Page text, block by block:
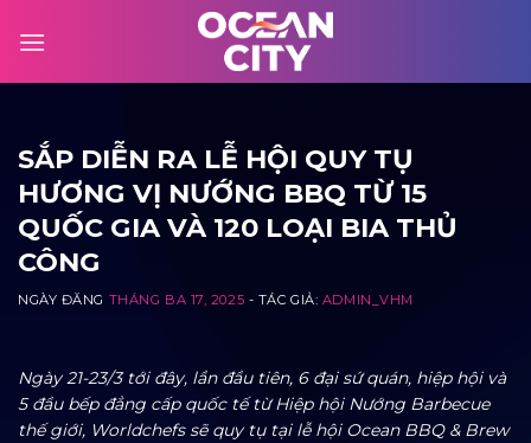
SẮP DIỄN RA LỄ HỘI QUY TỤ
HƯƠNG VỊ NƯỚNG BBQ TỪ 15
QUỐC GIA VÀ 120 LOẠI BIA THỦ
CÔNG
NGÀY ĐĂNG THÁNG BA 17, 2025 - TÁC GIẢ: ADMIN_VHM
Ngày 21-23/3 tới đây, lần đầu tiên, 6 đại sứ quán, hiệp hội và
5 đầu bếp đẳng cấp quốc tế từ Hiệp hội Nướng Barbecue
thế giới, Worldchefs sẽ quy tụ tại lễ hội Ocean BBQ & Brew